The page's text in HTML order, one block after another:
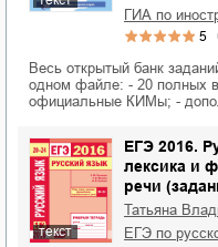
ГИА по
5
Весь открытый банк
одном файле: - 20 полных
официальные КИМы; -
текст
ЕГЭ 2016.
лексика и
речи
Татьяна
ЕГЭ по